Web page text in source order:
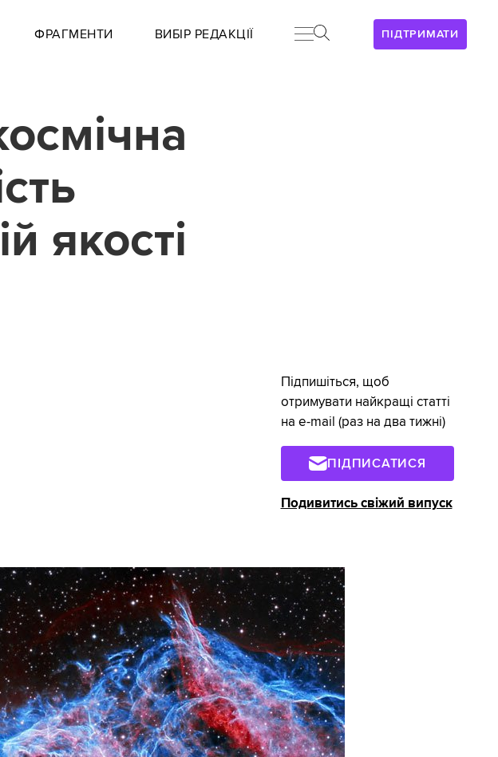
ПІДТРИМАТИ
ФРАГМЕНТИ ВИБІР РЕДАКЦІЇ
якості
Підпишіться, щоб
отримувати найкращі статті
на e-mail (раз на два тижні)
ПІДПИСАТИСЯ
Подивитись свіжий випуск